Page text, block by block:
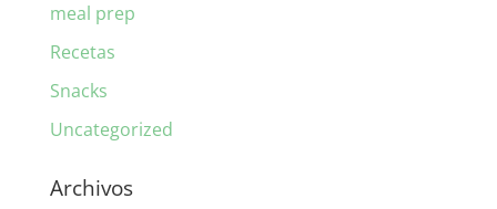
meal prep
Recetas
Snacks
Uncategorized
Archivos